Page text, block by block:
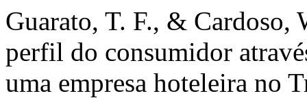
Guarato, T. F., & Cardoso,
perfil do consumidor
uma empresa hoteleira no